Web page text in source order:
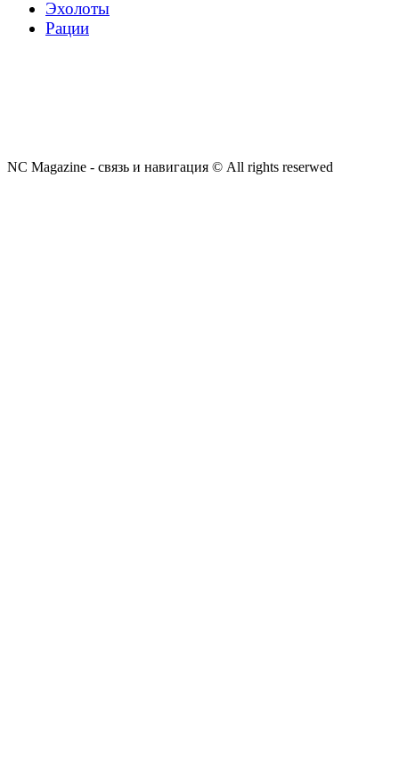
Эхолоты
Рации
NC Magazine - связь и навигация © All rights reserwed